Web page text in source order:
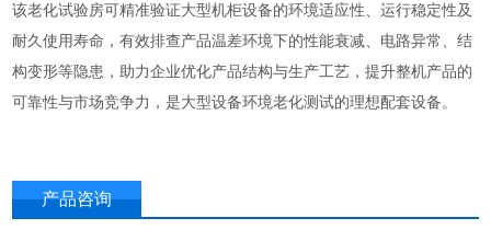
该老化试验房可精准验证大型机柜设备的环境适应性、运行稳定性及
耐久使用寿命，有效排查产品温差环境下的性能衰减、电路异常、结
构变形等隐患，助力企业优化产品结构与生产工艺，提升整机产品的
可靠性与市场竞争力，是大型设备环境老化测试的理想配套设备。
产品咨询